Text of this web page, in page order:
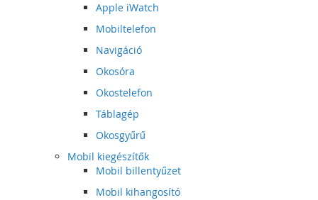
Apple iWatch
Mobiltelefon
Navigáció
Okosóra
Okostelefon
Táblagép
Okosgyűrű
Mobil kiegészítők
Mobil billentyűzet
Mobil kihangosító